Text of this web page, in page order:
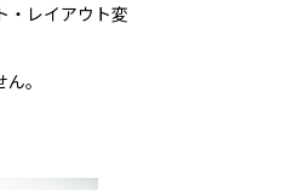
・レイアウト変
。